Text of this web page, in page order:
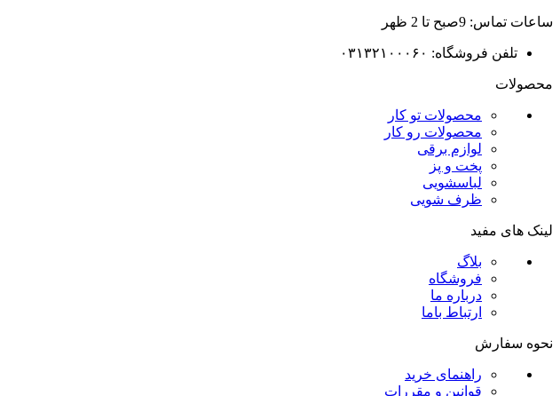
ساعات تماس: 9صبح تا 2 ظهر
تلفن فروشگاه: ۰۳۱۳۲۱۰۰۰۶۰
محصولات
محصولات تو کار
محصولات رو کار
لوازم برقی
پخت و پز
لباسشویی
ظرف شویی
لینک های مفید
بلاگ
فروشگاه
درباره ما
ارتباط باما
نحوه سفارش
راهنمای خرید
قوانین و مقررات